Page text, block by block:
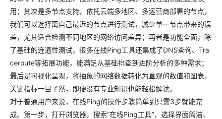
用；其次是多节点支持，依托云端多地区、多运营商部署的节点，
我们可以选择离自己最近的节点进行测试，减少单一节点带来的误
差，尤其适合检测不同地区的网络访问差异；再者是功能全面，除
了基础的连通性测试，很多在线Ping工具还集成了DNS查询、Tra
ceroute等拓展功能，能满足从基础排查到进阶分析的多种需求；
最后是可视化呈现，将抽象的网络数据转化为直观的数值和图表，
关键指标一目了然，即便没有专业知识也能轻松解读。
对于普通用户来说，在线Ping的操作步骤简单到只需3步就能完
成。第一步，打开浏览器，搜索“在线Ping工具”，选择界面简洁、